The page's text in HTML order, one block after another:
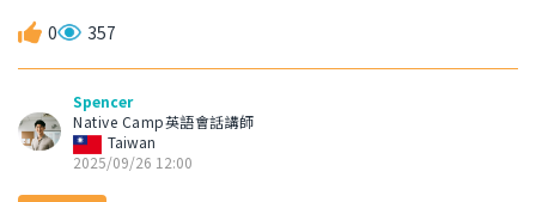
0 357
Spencer
Native Camp英語會話講師
Taiwan
2025/09/26 12:00